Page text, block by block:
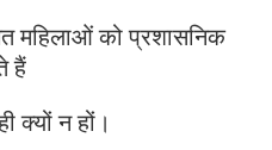
महिलाओं को प्रशासनिक
हैं
क्यों न हों।